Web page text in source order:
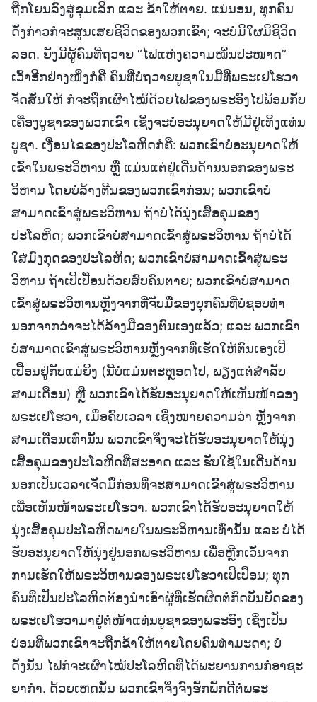
ຖືກໂຍນລົງສູ່ຂຸມເລິກ ແລະ ຂ້າໃຫ້ຕາຍ. ແນ່ນອນ, ທຸກຄົນ
ດັ່ງກ່າວກໍຈະສູນເສຍຊີວິດຂອງພວກເຂົາ; ຈະບໍ່ມີໃຜມີຊີວິດ
ລອດ. ຍັງມີຜູ້ຄົນທີ່ຖວາຍ “ໄຟແຫ່ງຄວາມໝິ່ນປະໝາດ”
ເວົ້າອີກຢ່າງໜຶ່ງກໍຄື ຄົນທີ່ບໍ່ຖວາຍບູຊາໃນມື້ທີ່ພຣະເຢໂຮວາ
ຈັດສັນໃຫ້ ກໍຈະຖືກເຜົາໄໝ້ດ້ວຍໄຟຂອງພຣະອົງໄປພ້ອມກັບ
ເຄື່ອງບູຊາຂອງພວກເຂົາ ເຊິ່ງຈະບໍ່ອະນຸຍາດໃຫ້ມີຢູ່ເທິງແທ່ນ
ບູຊາ. ເງື່ອນໄຂຂອງປະໂລຫິດກໍຄື: ພວກເຂົາບໍ່ອະນຸຍາດໃຫ້
ເຂົ້າໃນພຣະວິຫານ ຫຼື ແມ່ນແຕ່ຢູ່ເດີ່ນດ້ານນອກຂອງພຣະ
ວິຫານ ໂດຍບໍ່ລ້າງຕີນຂອງພວກເຂົາກ່ອນ; ພວກເຂົາບໍ່
ສາມາດເຂົ້າສູ່ພຣະວິຫານ ຖ້າບໍ່ໄດ້ນຸ່ງເສື້ອຄຸມຂອງ
ປະໂລຫິດ; ພວກເຂົາບໍ່ສາມາດເຂົ້າສູ່ພຣະວິຫານ ຖ້າບໍ່ໄດ້
ໃສ່ມົງກຸດຂອງປະໂລຫິດ; ພວກເຂົາບໍ່ສາມາດເຂົ້າສູ່ພຣະ
ວິຫານ ຖ້າເປິເປື້ອນດ້ວຍສົບຄົນຕາຍ; ພວກເຂົາບໍ່ສາມາດ
ເຂົ້າສູ່ພຣະວິຫານຫຼັງຈາກທີ່ຈັບມືຂອງບຸກຄົນທີ່ບໍ່ຊອບທຳ
ນອກຈາກວ່າຈະໄດ້ລ້າງມືຂອງຕົນເອງແລ້ວ; ແລະ ພວກເຂົາ
ບໍ່ສາມາດເຂົ້າສູ່ພຣະວິຫານຫຼັງຈາກທີ່ເຮັດໃຫ້ຕົນເອງເປິ
ເປື້ອນຢູ່ກັບແມ່ຍິງ (ນີ້ບໍ່ແມ່ນຕະຫຼອດໄປ, ພຽງແຕ່ສຳລັບ
ສາມເດືອນ) ຫຼື ພວກເຂົາໄດ້ຮັບອະນຸຍາດໃຫ້ເຫັນໜ້າຂອງ
ພຣະເຢໂຮວາ, ເມື່ອຄົບເວລາ ເຊິ່ງໝາຍຄວາມວ່າ ຫຼັງຈາກ
ສາມເດືອນເທົ່ານັ້ນ ພວກເຂົາຈຶ່ງຈະໄດ້ຮັບອະນຸຍາດໃຫ້ນຸ່ງ
ເສື້ອຄຸມຂອງປະໂລຫິດທີ່ສະອາດ ແລະ ຮັບໃຊ້ໃນເດີ່ນດ້ານ
ນອກເປັນເວລາເຈັດມື້ກ່ອນທີ່ຈະສາມາດເຂົ້າສູ່ພຣະວິຫານ
ເພື່ອເຫັນໜ້າພຣະເຢໂຮວາ. ພວກເຂົາໄດ້ຮັບອະນຸຍາດໃຫ້
ນຸ່ງເສື້ອຄຸມປະໂລຫິດພາຍໃນພຣະວິຫານເທົ່ານັ້ນ ແລະ ບໍ່ໄດ້
ຮັບອະນຸຍາດໃຫ້ນຸ່ງຢູ່ນອກພຣະວິຫານ ເພື່ອຫຼີກເວັ້ນຈາກ
ການເຮັດໃຫ້ພຣະວິຫານຂອງພຣະເຢໂຮວາເປິເປື້ອນ; ທຸກ
ຄົນທີ່ເປັນປະໂລຫິດຕ້ອງນໍາເອົາຜູ້ທີ່ເຮັດຜິດຕໍ່ກົດບັນຍັດຂອງ
ພຣະເຢໂຮວາມາຢູ່ຕໍ່ໜ້າແທ່ນບູຊາຂອງພຣະອົງ ເຊິ່ງເປັນ
ບ່ອນທີ່ພວກເຂົາຈະຖືກຂ້າໃຫ້ຕາຍໂດຍຄົນທຳມະດາ; ບໍ່
ດັ່ງນັ້ນ ໄຟກໍຈະເຜົາໄໝ້ປະໂລຫິດທີ່ໄດ້ພະຍານການກໍ່ອາຊະ
ຍາກໍາ. ດ້ວຍເຫດນັ້ນ ພວກເຂົາຈຶ່ງຈົງຮັກພັກດີຕໍ່ພຣະ